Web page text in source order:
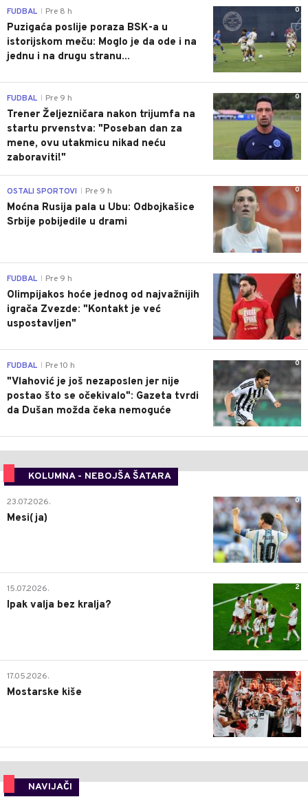
0
FUDBAL Pre 8 h
Puzigaća poslije poraza BSK-a u
istorijskom meču: Moglo je da ode i na
jednu i na drugu stranu...
0
FUDBAL Pre 9 h
Trener Željezničara nakon trijumfa na
startu prvenstva: "Poseban dan za
mene, ovu utakmicu nikad neću
zaboraviti!"
0
OSTALI SPORTOVI Pre 9 h
Moćna Rusija pala u Ubu: Odbojkašice
Srbije pobijedile u drami
0
FUDBAL Pre 9 h
Olimpijakos hoće jednog od najvažnijih
igrača Zvezde: "Kontakt je već
uspostavljen"
0
FUDBAL Pre 10 h
"Vlahović je još nezaposlen jer nije
postao što se očekivalo": Gazeta tvrdi
da Dušan možda čeka nemoguće
KOLUMNA - NEBOJŠA ŠATARA
0
23.07.2026.
Mesi(ja)
2
15.07.2026.
Ipak valja bez kralja?
0
17.05.2026.
Mostarske kiše
NAVIJAČI